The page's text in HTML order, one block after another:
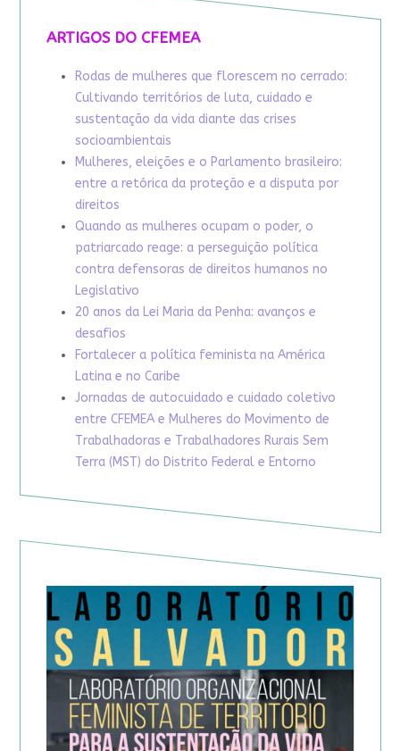
ARTIGOS DO CFEMEA
Rodas de mulheres que florescem no cerrado:
Cultivando territórios de luta, cuidado e
sustentação da vida diante das crises
socioambientais
Mulheres, eleições e o Parlamento brasileiro:
entre a retórica da proteção e a disputa por
direitos
Quando as mulheres ocupam o poder, o
patriarcado reage: a perseguição política
contra defensoras de direitos humanos no
Legislativo
20 anos da Lei Maria da Penha: avanços e
desafios
Fortalecer a política feminista na América
Latina e no Caribe
Jornadas de autocuidado e cuidado coletivo
entre CFEMEA e Mulheres do Movimento de
Trabalhadoras e Trabalhadores Rurais Sem
Terra (MST) do Distrito Federal e Entorno